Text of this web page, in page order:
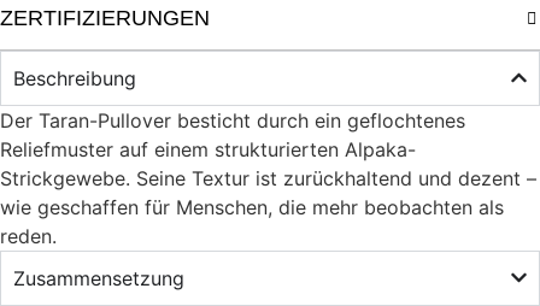
ZERTIFIZIERUNGEN
Beschreibung
Der Taran-Pullover besticht durch ein geflochtenes
Reliefmuster auf einem strukturierten Alpaka-
Strickgewebe. Seine Textur ist zurückhaltend und dezent –
​​wie geschaffen für Menschen, die mehr beobachten als
reden.
Zusammensetzung